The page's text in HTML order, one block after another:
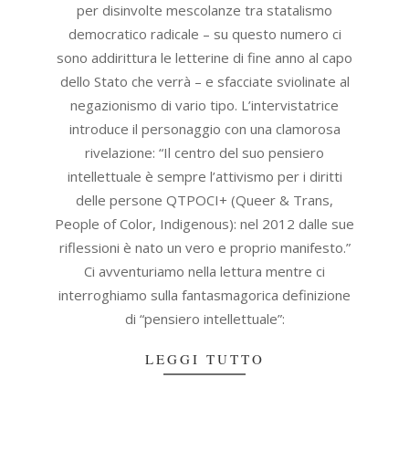
per disinvolte mescolanze tra statalismo
democratico radicale – su questo numero ci
sono addirittura le letterine di fine anno al capo
dello Stato che verrà – e sfacciate sviolinate al
negazionismo di vario tipo. L’intervistatrice
introduce il personaggio con una clamorosa
rivelazione: “Il centro del suo pensiero
intellettuale è sempre l’attivismo per i diritti
delle persone QTPOCI+ (Queer & Trans,
People of Color, Indigenous): nel 2012 dalle sue
riflessioni è nato un vero e proprio manifesto.”
Ci avventuriamo nella lettura mentre ci
interroghiamo sulla fantasmagorica definizione
di “pensiero intellettuale”:
LEGGI TUTTO